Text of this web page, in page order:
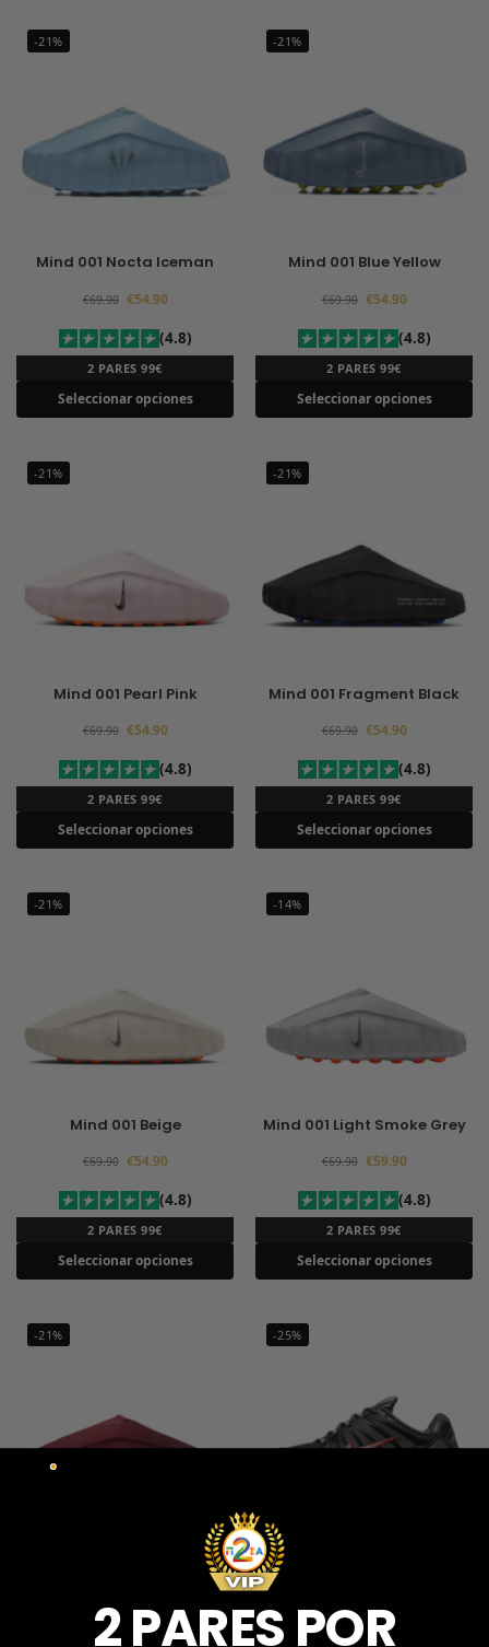
-21%
Mind 001 Nocta Iceman
€69.90 €54.90
(4.8)
2 PARES 99€
Seleccionar opciones
-21%
Mind 001 Blue Yellow
€69.90 €54.90
(4.8)
2 PARES 99€
Seleccionar opciones
-21%
Mind 001 Pearl Pink
€69.90 €54.90
(4.8)
2 PARES 99€
Seleccionar opciones
-21%
Mind 001 Fragment Black
€69.90 €54.90
(4.8)
2 PARES 99€
Seleccionar opciones
-21%
Mind 001 Beige
€69.90 €54.90
(4.8)
2 PARES 99€
Seleccionar opciones
-14%
Mind 001 Light Smoke Grey
€69.90 €59.90
(4.8)
2 PARES 99€
Seleccionar opciones
-21%
Mind 001 University Red
(4.8)
-25%
2 PARES POR